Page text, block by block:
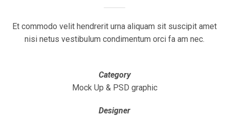
Et commodo velit hendrerit urna aliquam sit suscipit amet
nisi netus vestibulum condimentum orci fa am nec.
Category
Mock Up & PSD graphic
Designer